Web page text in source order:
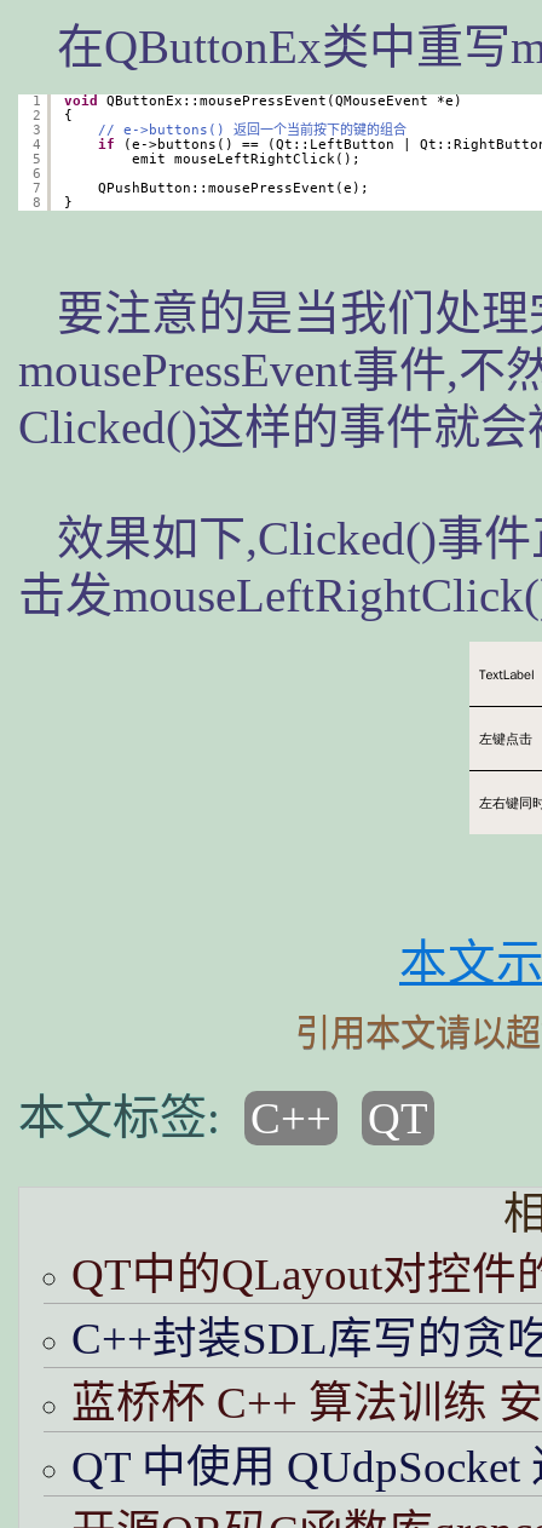
在QButtonEx类中重写
1
2
3
4
5
6
7
8
void
QButtonEx::mousePressEvent(QMouseEvent *e)
{
// e->buttons() 返回一个当前按下的键的组合
if
(e->buttons() == (Qt::LeftButton |
emit mouseLeftRightClick();
QPushButton::mousePressEvent(e);
}
要注意的是当我们处
mousePressEvent事件,
Clicked()这样的事件就
效果如下,Clicked()事
击发
本文
引用本文请以
C++
QT
QT中的QLayout对控件
C++封装SDL库写的贪
蓝桥杯 C++ 算法训练
QT 中使用 QUdpSocket